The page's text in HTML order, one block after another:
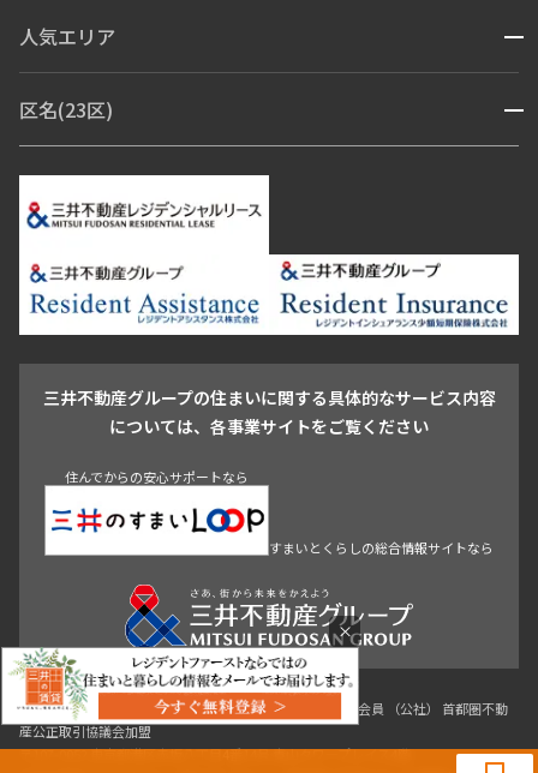
0120-321-364
ブランドマンション
人気エリア 開閉
青山・表参道・原宿
芝浦・汐留・品川
月島・勝どき・豊洲
目白・高田馬場・早稲田
中野・荻窪
池尻大橋・三軒茶屋
祐天寺・学芸大学・自由が丘
駒沢・用賀・二子玉川
成城・砧
池袋・板橋・王子
青山 渋谷 東京・大手町 新宿 品川
目黒・中目黒
区名(23区) 開閉
豊島区
杉並区 板橋区
葛飾区
江戸川区
三井不動産グループの住まいに関する具体的なサービス内容
については、各事業サイトをご覧ください
住んでからの安心サポートなら
東京都知事（3）第96482号 （一社） 不動産流通経営協会会員 （公社） 首都圏不動
産公正取引協議会加盟
〒107-0052 東京都港区赤坂八丁目4番14号 青山タワープレイス4階
×